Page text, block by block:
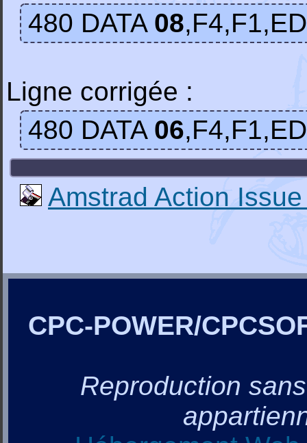
480 DATA 08
Ligne corrigée :
480 DATA 06
Amstrad Action
CPC-POWER/
Reproduction